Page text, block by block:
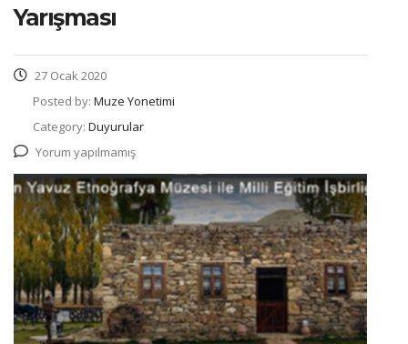
Yarışması
27 Ocak 2020
Posted by: Muze Yonetimi
Category: Duyurular
Yorum yapılmamış